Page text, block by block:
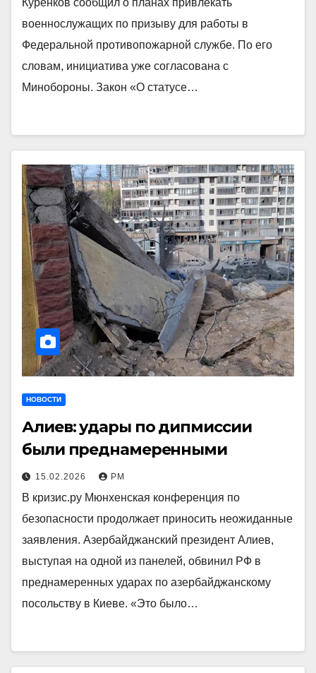
Куренков сообщил о планах привлекать
военнослужащих по призыву для работы в
Федеральной противопожарной службе. По его
словам, инициатива уже согласована с
Минобороны. Закон «О статусе…
НОВОСТИ
Алиев: удары по дипмиссии
были преднамеренными
15.02.2026 РМ
В кризис.ру Мюнхенская конференция по
безопасности продолжает приносить неожиданные
заявления. Азербайджанский президент Алиев,
выступая на одной из панелей, обвинил РФ в
преднамеренных ударах по азербайджанскому
посольству в Киеве. «Это было…